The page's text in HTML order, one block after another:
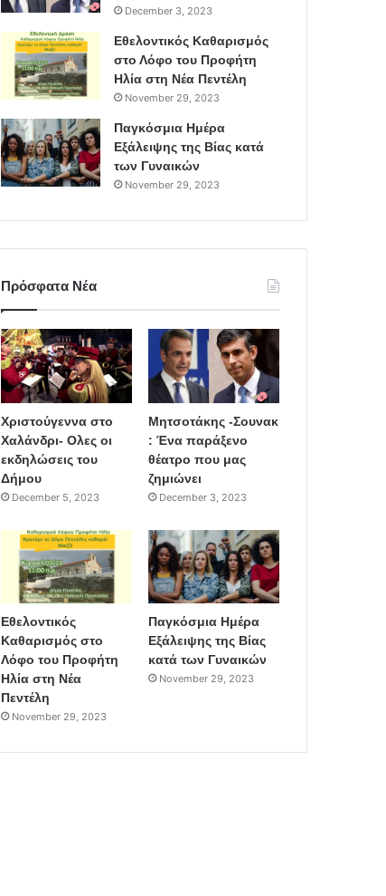
December 3, 2023
Εθελοντικός Καθαρισμός
στο Λόφο του Προφήτη
Ηλία στη Νέα Πεντέλη
November 29, 2023
Παγκόσμια Ημέρα
Εξάλειψης της Βίας κατά
των Γυναικών
November 29, 2023
Πρόσφατα Νέα
Χριστούγεννα στο
Χαλάνδρι- Ολες οι
εκδηλώσεις του
Δήμου
December 5, 2023
Μητσοτάκης -Σουνακ
: Ένα παράξενο
θέατρο που μας
ζημιώνει
December 3, 2023
Εθελοντικός
Καθαρισμός στο
Λόφο του Προφήτη
Ηλία στη Νέα
Πεντέλη
November 29, 2023
Παγκόσμια Ημέρα
Εξάλειψης της Βίας
κατά των Γυναικών
November 29, 2023